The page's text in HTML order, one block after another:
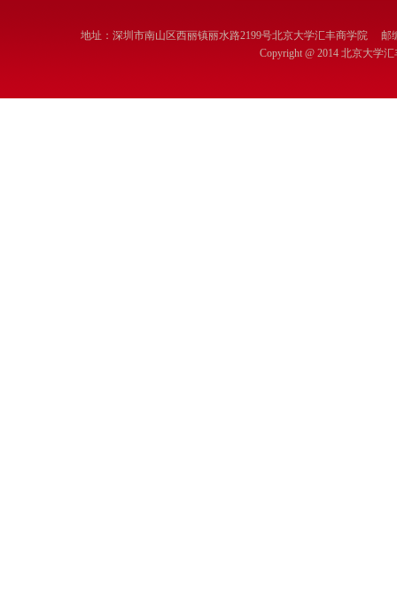
地址：深圳市南山区西丽镇丽水路2199号北京大学汇丰商学院
Copyright @ 2014 北京大学